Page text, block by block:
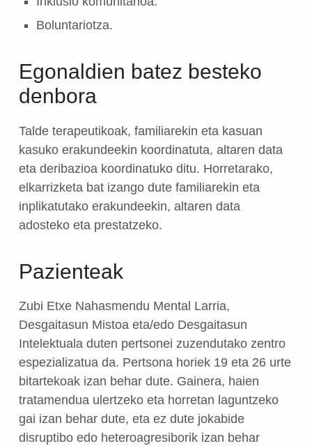
Boluntariotza.
Egonaldien batez besteko
denbora
Talde terapeutikoak, familiarekin eta kasuan
kasuko erakundeekin koordinatuta, altaren data
eta deribazioa koordinatuko ditu. Horretarako,
elkarrizketa bat izango dute familiarekin eta
inplikatutako erakundeekin, altaren data
adosteko eta prestatzeko.
Pazienteak
Zubi Etxe Nahasmendu Mental Larria,
Desgaitasun Mistoa eta/edo Desgaitasun
Intelektuala duten pertsonei zuzendutako zentro
espezializatua da. Pertsona horiek 19 eta 26 urte
bitartekoak izan behar dute. Gainera, haien
tratamendua ulertzeko eta horretan laguntzeko
gai izan behar dute, eta ez dute jokabide
disruptibo edo heteroagresiborik izan behar